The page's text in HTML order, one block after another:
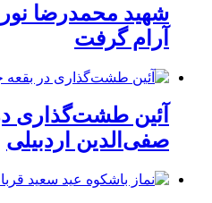
شهید محمدرضا
آرام گرفت
آئین طشت‌گذاری
صفی‌الدین اردبیلی